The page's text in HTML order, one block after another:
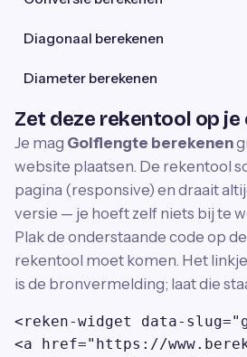
Diagonaal berekenen
Diameter berekenen
Zet deze rekentool op
Je mag Golflengte berekenen
website plaatsen. De rekentool
pagina (responsive) en draait
versie — je hoeft zelf niets bij te
Plak de onderstaande code op
rekentool moet komen. Het
is de bronvermelding; laat die
<reken-widget data-
<a href="https://